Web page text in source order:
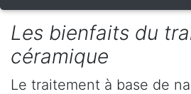
Les bienfaits du
céramique
Le traitement à base de